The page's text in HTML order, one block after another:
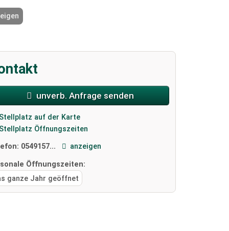
unverb. Anfrage senden
auf der Karte
Öffnungszeiten
0549157... anzeigen
Öffnungszeiten:
ganze Jahr geöffnet